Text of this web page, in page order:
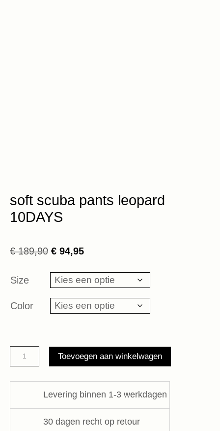
soft scuba pants leopard
10DAYS
€189,90 Oorspronkelijke
was:
€ 189,90.
€ 94,95Huidige
is:
€ 94,95.
Size
Color
soft
scuba
10DAYS
Toevoegen aan winkelwagen
Levering binnen 1-3 werkdagen
30 dagen recht op retour